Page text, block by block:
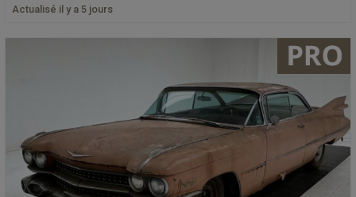
Actualisé il y a 5 jours